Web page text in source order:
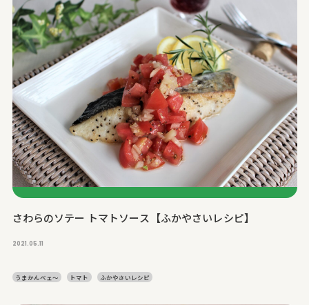
さわらのソテー トマトソース【ふかやさいレシピ】
2021.05.11
うまかんベェ～ トマト ふかやさいレシピ